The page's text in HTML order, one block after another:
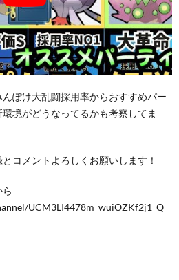
ぽけ大乱闘採用率からおすすめパー
境がどうなってるかも考察してま
コメントよろしくお願いします！
UCM3LI4478m_wuiOZKf2j1_Q